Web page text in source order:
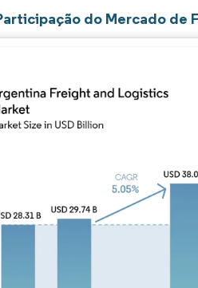
do Mercado
Imagem © Mordor